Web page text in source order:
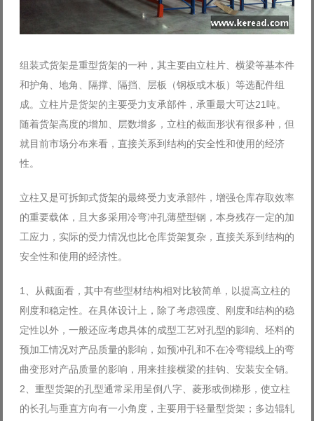
组装式货架是重型货架的一种，其主要由立柱片、横梁等基本件
和护角、地角、隔撑、隔挡、层板（钢板或木板）等选配件组
成。立柱片是货架的主要受力支承部件，承重最大可达21吨。
随着货架高度的增加、层数增多，立柱的截面形状有很多种，但
就目前市场分布来看，直接关系到结构的安全性和使用的经济
性。
立柱又是可拆卸式货架的最终受力支承部件，增强仓库存取效率
的重要载体，且大多采用冷弯冲孔薄壁型钢，本身残存一定的加
工应力，实际的受力情况也比仓库货架复杂，直接关系到结构的
安全性和使用的经济性。
1、从截面看，其中有些型材结构相对比较简单，以提高立柱的
刚度和稳定性。在具体设计上，除了考虑强度、刚度和结构的稳
定性以外，一般还应考虑具体的成型工艺对孔型的影响、坯料的
预加工情况对产品质量的影响，如预冲孔和不在冷弯辊线上的弯
曲变形对产品质量的影响，用来挂接横梁的挂钩、安装安全销。
2、重型货架的孔型通常采用呈倒八字、菱形或倒梯形，使立柱
的长孔与垂直方向有一小角度，主要用于轻量型货架；多边辊轧